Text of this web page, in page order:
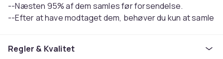
--Næsten 95% af dem samles før forsendelse.
--Efter at have modtaget dem, behøver du kun at samle
svarprocenten efter køb er så høj som 100%. Du
Regler & Kvalitet